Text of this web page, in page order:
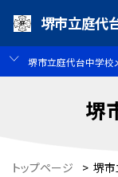
堺市立庭代
堺市立庭代台中学校
堺
トップページ > 堺